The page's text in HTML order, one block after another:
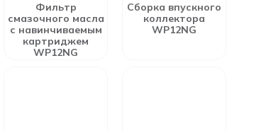
Фильтр
смазочного масла
с навинчиваемым
картриджем
WP12NG
Сборка впускного
коллектора
WP12NG